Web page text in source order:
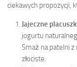
ciekawych propozycji,
Jajeczne
jogurtu
Smaż na patelni
złociste.